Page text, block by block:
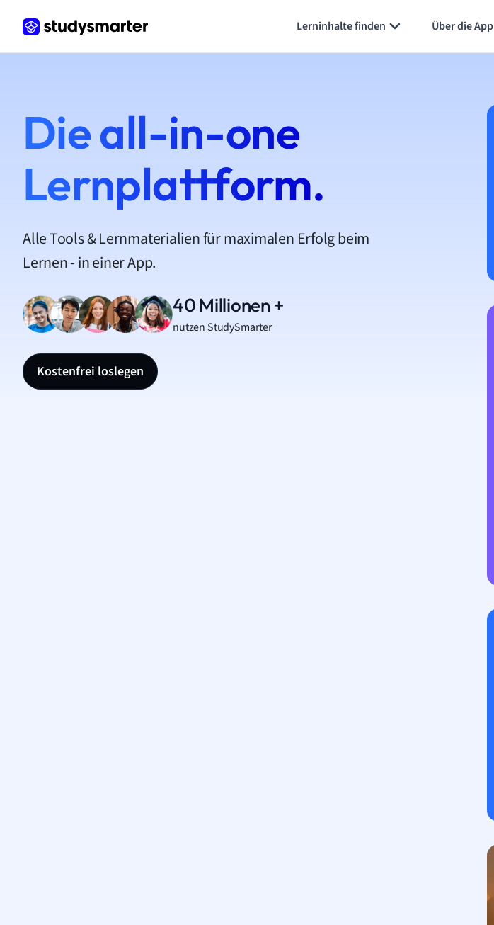
Lerninhalte finden Über die App
Die all-in-one
Lernplattform.
Alle Tools & Lernmaterialien für maximalen Erfolg beim
Lernen - in einer App.
40 Millionen +
nutzen StudySmarter
Kostenfrei loslegen